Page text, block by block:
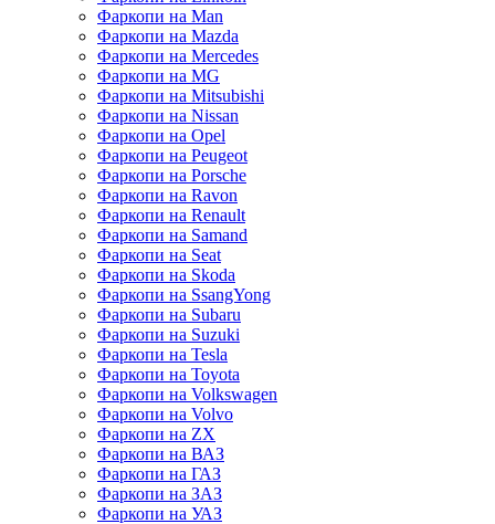
Фаркопи на Man
Фаркопи на Mazda
Фаркопи на Mercedes
Фаркопи на MG
Фаркопи на Mitsubishi
Фаркопи на Nissan
Фаркопи на Opel
Фаркопи на Peugeot
Фаркопи на Porsche
Фаркопи на Ravon
Фаркопи на Renault
Фаркопи на Samand
Фаркопи на Seat
Фаркопи на Skoda
Фаркопи на SsangYong
Фаркопи на Subaru
Фаркопи на Suzuki
Фаркопи на Tesla
Фаркопи на Toyota
Фаркопи на Volkswagen
Фаркопи на Volvo
Фаркопи на ZX
Фаркопи на ВАЗ
Фаркопи на ГАЗ
Фаркопи на ЗАЗ
Фаркопи на УАЗ